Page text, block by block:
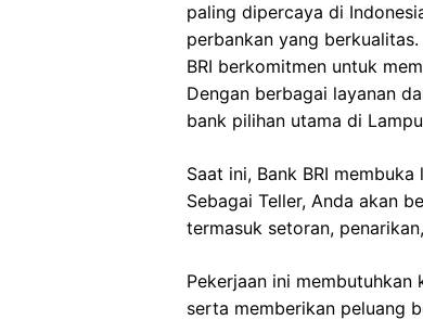
paling dipercaya di
perbankan yang
BRI berkomitmen untuk
Dengan berbagai layanan
bank pilihan utama di
Saat ini, Bank BRI
Sebagai Teller, Anda akan
termasuk setoran,
Pekerjaan ini
serta memberikan peluang